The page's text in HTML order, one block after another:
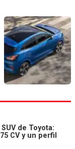
de Toyota:
CV y un perfil